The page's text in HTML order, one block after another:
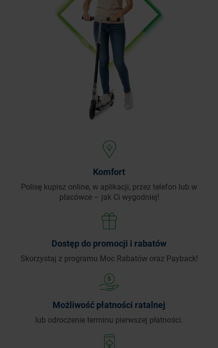
Komfort
Polisę kupisz online, w aplikacji, przez telefon lub w
placówce – jak Ci wygodniej!
Dostęp do promocji i rabatów
Skorzystaj z programu Moc Rabatów oraz Payback!
Możliwość płatności ratalnej
lub odroczenie terminu pierwszej płatności.